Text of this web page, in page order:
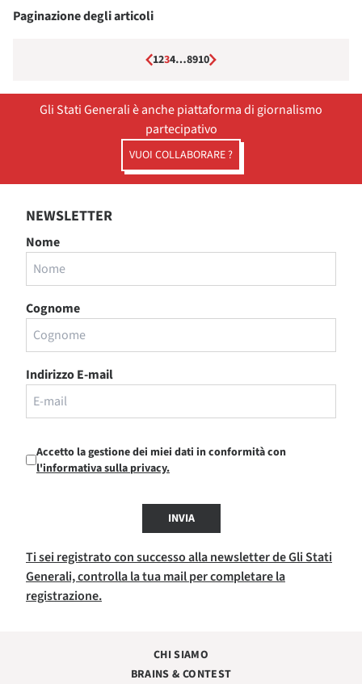
Paginazione degli articoli
1234…8910
Gli Stati Generali è anche piattaforma di giornalismo
partecipativo
VUOI COLLABORARE ?
NEWSLETTER
Nome
Cognome
Indirizzo E-mail
Accetto la gestione dei miei dati in conformità con
l'informativa sulla privacy.
INVIA
Ti sei registrato con successo alla newsletter de Gli Stati
Generali, controlla la tua mail per completare la
registrazione.
CHI SIAMO
BRAINS & CONTEST